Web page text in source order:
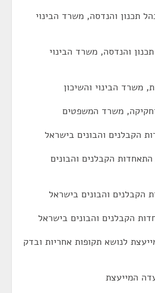
תכנון והנדסה, משרד הבינוי
והנדסה, משרד הבינוי
משרד הבינוי והשיכון
וחקיקה, משרד המשפטים
הקבלנים והבונים בישראל
הקבלנים והבונים
הקבלנים והבונים בישראל
הקבלנים והבונים בישראל
לנושא תקופות אחריות ובדק
המייעצת